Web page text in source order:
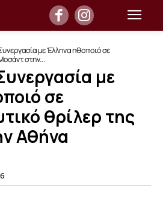
με Έλληνα ηθοποιό σε
στην...
με
σε
θρίλερ της
Αθήνα